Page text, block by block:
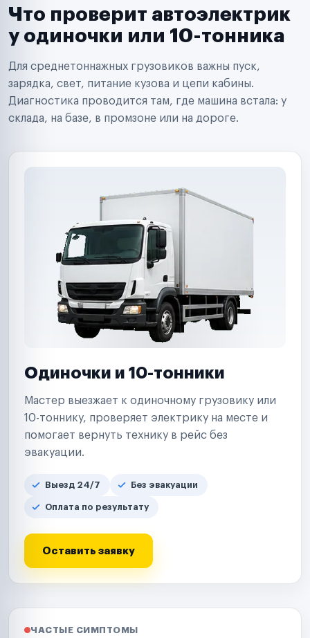
Автодилеры
Поставщики запчастей
Аренда спецтехники
Ремонт спецтехники
Ритейл-сети
Управляющие компании
Страховые компании
Что проверит автоэлектрик
у одиночки или 10-тонника
Для среднетоннажных грузовиков важны пуск,
зарядка, свет, питание кузова и цепи кабины.
Диагностика проводится там, где машина встала: у
склада, на базе, в промзоне или на дороге.
Одиночки и 10-тонники
Мастер выезжает к одиночному грузовику или
10-тоннику, проверяет электрику на месте и
помогает вернуть технику в рейс без
эвакуации.
Выезд 24/7 Без эвакуации
Оплата по результату
Оставить заявку
ЧАСТЫЕ СИМПТОМЫ